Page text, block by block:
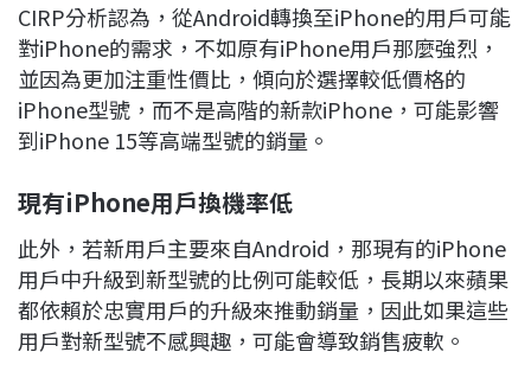
CIRP分析認為，從Android轉換至iPhone的用戶可能
對iPhone的需求，不如原有iPhone用戶那麼強烈，
並因為更加注重性價比，傾向於選擇較低價格的
iPhone型號，而不是高階的新款iPhone，可能影響
到iPhone 15等高端型號的銷量。
現有iPhone用戶換機率低
此外，若新用戶主要來自Android，那現有的iPhone
用戶中升級到新型號的比例可能較低，長期以來蘋果
都依賴於忠實用戶的升級來推動銷量，因此如果這些
用戶對新型號不感興趣，可能會導致銷售疲軟。